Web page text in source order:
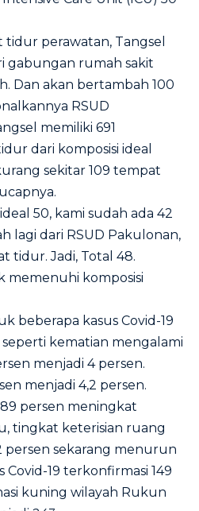
perawatan, Tangsel
gabungan rumah sakit
Dan akan bertambah 100
RSUD
memiliki 691
dari komposisi ideal
sekitar 109 tempat
50, kami sudah ada 42
lagi dari RSUD Pakulonan,
tidur. Jadi, Total 48.
memenuhi komposisi
beberapa kasus Covid-19
kematian mengalami
menjadi 4 persen.
menjadi 4,2 persen.
persen meningkat
tingkat keterisian ruang
persen sekarang menurun
Covid-19 terkonfirmasi 149
kuning wilayah Rukun